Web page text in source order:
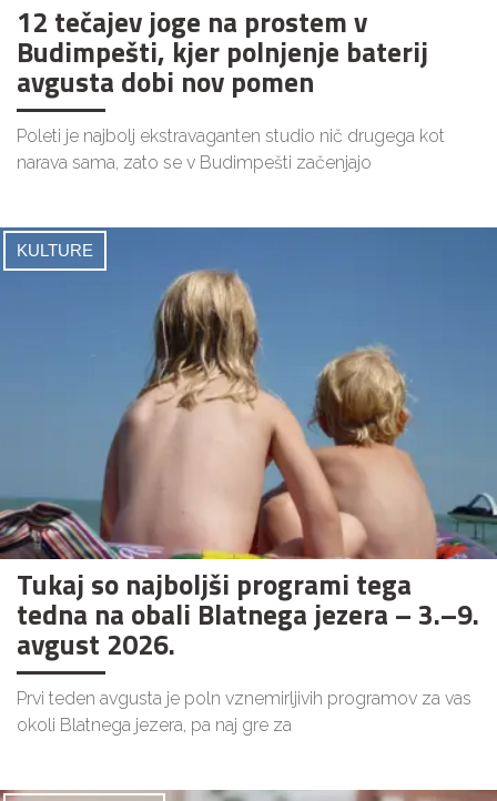
12 tečajev joge na prostem v
Budimpešti, kjer polnjenje baterij
avgusta dobi nov pomen
Poleti je najbolj ekstravaganten studio nič drugega kot
narava sama, zato se v Budimpešti začenjajo
KULTURE
Tukaj so najboljši programi tega
tedna na obali Blatnega jezera – 3.–9.
avgust 2026.
Prvi teden avgusta je poln vznemirljivih programov za vas
okoli Blatnega jezera, pa naj gre za